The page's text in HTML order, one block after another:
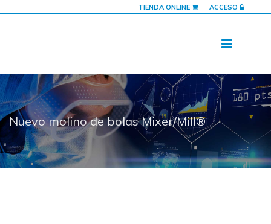
TIENDA ONLINE ACCESO
Nuevo molino de bolas Mixer/Mill®